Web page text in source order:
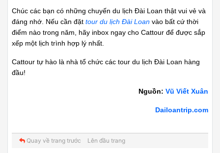
Chúc các bạn có những chuyến du lịch Đài Loan thật vui vẻ và
đáng nhớ. Nếu cần đặt tour du lịch Đài Loan vào bất cứ thời
điểm nào trong năm, hãy inbox ngay cho Cattour để được sắp
xếp một lịch trình hợp lý nhất.
Cattour tự hào là nhà tổ chức các tour du lịch Đài Loan hàng
đầu!
Nguồn: Vũ Viết Xuân
Dailoantrip.com
Quay về trang trước Lên đầu trang